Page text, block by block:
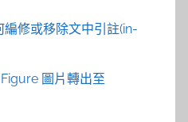
修或移除文中引註(in-
圖片轉出至